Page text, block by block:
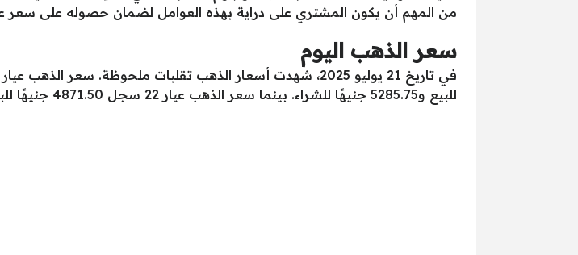
من المهم أن يكون المشتري على دراية بهذه العوامل لضمان حصوله على سعر
سعر الذهب اليوم
للبيع و5285.75 جنيهًا للشراء. بينما سعر الذهب عيار 22 سجل 4871.50 جنيهًا للبيع و4845.25 جنيهًا للشراء.